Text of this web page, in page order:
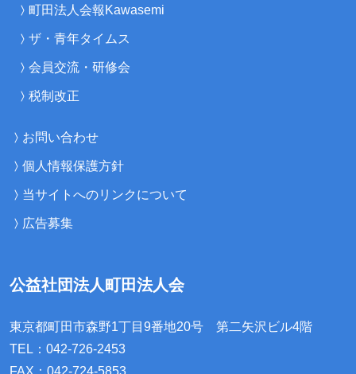
町田法人会報Kawasemi
ザ・青年タイムス
会員交流・研修会
税制改正
お問い合わせ
個人情報保護方針
当サイトへのリンクについて
広告募集
公益社団法人町田法人会
東京都町田市森野1丁目9番地20号 第二矢沢ビル4階
TEL：042-726-2453